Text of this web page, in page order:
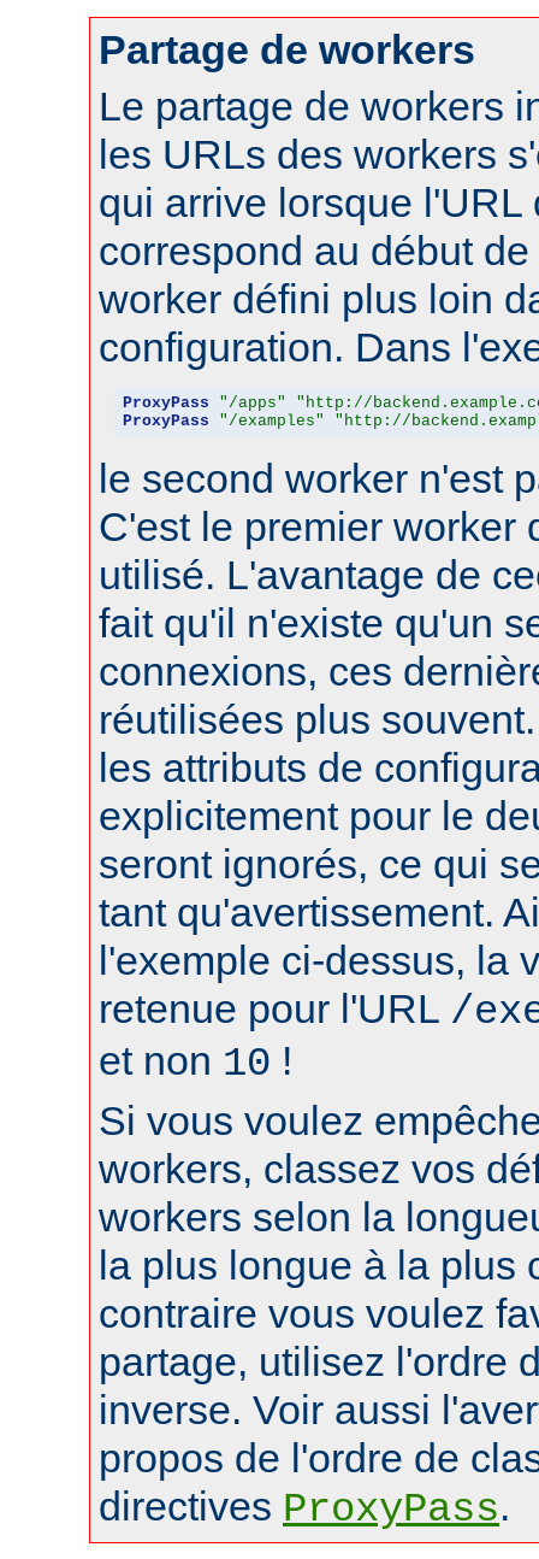
Partage de workers
Le partage de workers
les URLs des workers
qui arrive lorsque l'URL
correspond au début
worker défini plus loin
configuration. Dans
ProxyPass "/apps"
"http://
ProxyPass
"/examples" "http://
le second worker n'est
C'est le premier worker
utilisé. L'avantage de
fait qu'il n'existe qu'un
connexions, ces
réutilisées plus
les attributs de
explicitement pour le
seront ignorés, ce qui
tant qu'avertissement.
l'exemple ci-dessus, la
retenue pour l'URL /
et non 10 !
Si vous voulez
workers, classez vos
workers selon la
la plus longue à la plus
contraire vous voulez
partage, utilisez l'ordre
inverse. Voir aussi
propos de l'ordre de
directives ProxyPass.